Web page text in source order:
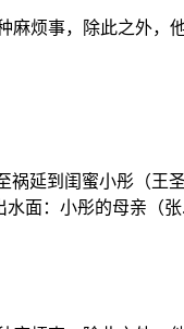
麻烦事，除此之外，
延到闺蜜小彤（王
面：小彤的母亲（张